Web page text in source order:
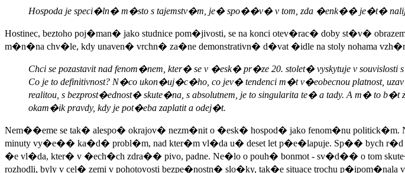
Hospoda je speci�ln� m�sto s tajemstv�m, je� spo��v� v tom, zda �enk�� je�t�
Hostinec, beztoho poj�man� jako studnice pom�jivosti, se na konci otev�rac� doby st�v�
m�n�na chv�le, kdy unaven� vrchn� za�ne demonstrativn� d�vat �idle na stoly nohama
Chci se pozastavit nad fenom�nem, kter� se v �esk� pr�ze 20. stolet� vyskytuje v
Co je to definitivnost? N�co ukon�uj�c�ho, co jev� tendenci m�t v�eobecnou platnost,
realitou, s bezprost�ednost� skute�na, s absolutnem, je to singularita te� a tady. A m� to
okam�ik pravdy, kdy je pot�eba zaplatit a odej�t.
Nem��eme se tak� alespo� okrajov� nezm�nit o �esk� hospod� jako fenom�nu
minuty vy�e�� ka�d� probl�m, nad kter�m vl�da u� deset let p�e�lapuje. Sp�� bych r�d
�e vl�da, kter� v �ech�ch zdra�� pivo, padne. Ne�lo o pouh� bonmot - sv�d�� o tom
rozhodli, byly v cel� zemi v pohotovosti bezpe�nostn� slo�ky, tak�e situace trochu